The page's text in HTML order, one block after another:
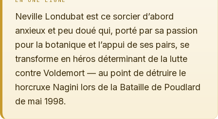
Neville Londubat est ce sorcier d’abord
anxieux et peu doué qui, porté par sa passion
pour la botanique et l’appui de ses pairs, se
transforme en héros déterminant de la lutte
contre Voldemort — au point de détruire le
horcruxe Nagini lors de la Bataille de Poudlard
de mai 1998.